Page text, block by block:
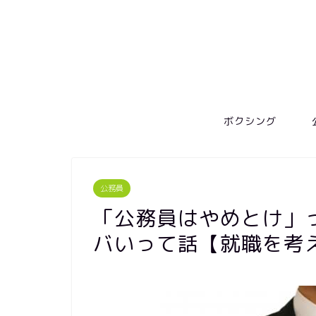
ボクシング
公務員
「公務員はやめとけ
バいって話【就職を考